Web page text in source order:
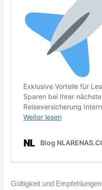
Gültigkeit und Empfehlungen